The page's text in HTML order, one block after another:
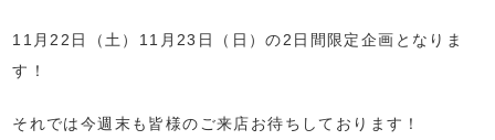
11月22日（土）11月23日（日）の2日間限定企画となりま
す！
それでは今週末も皆様のご来店お待ちしております！